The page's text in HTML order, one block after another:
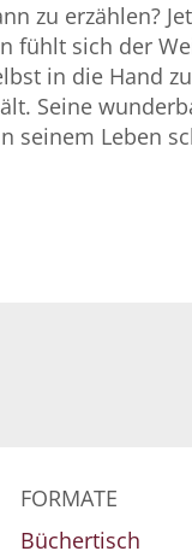
zu erzählen?
fühlt sich der
in die Hand
Seine
seinem Leben
FORMATE
Büchertisch